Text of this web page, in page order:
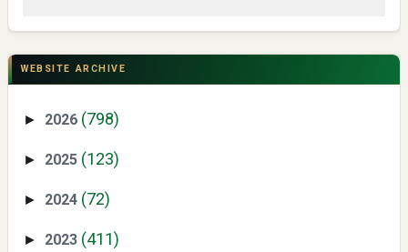
Hasil Panen
Non-Academic Prominence Versi EduRank 2026
WEBSITE ARCHIVE
► 2026 (798)
► 2025 (123)
► 2024 (72)
► 2023 (411)